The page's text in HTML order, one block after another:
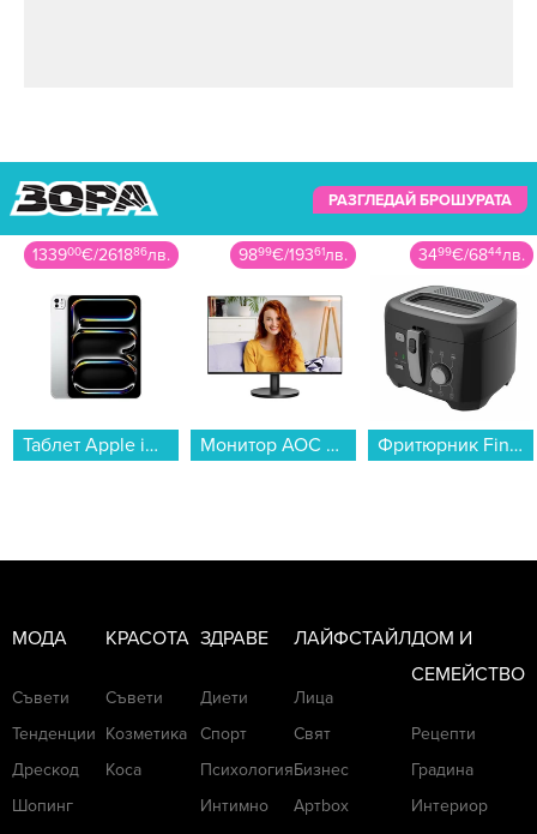
РАЗГЛЕДАЙ БРОШУРАТА
133900€/261886лв.
Таблет Apple iPad Pro 11" Cell 256GB Silver me2p4 , 12 GB, 256 GB...
9899€/19361лв.
Монитор AOC 27B3HA2 , 27.00...
3499€/6844лв.
Фритюрник Finlux FDF-2518BS...
МОДА
Съвети
Тенденции
Дрескод
Шопинг
КРАСОТА
Съвети
Козметика
Коса
ЗДРАВЕ
Диети
Спорт
Психология
Интимно
ЛАЙФСТАЙЛ
Лица
Свят
Бизнес
Артbox
ДОМ И
СЕМЕЙСТВО
Рецепти
Градина
Интериор